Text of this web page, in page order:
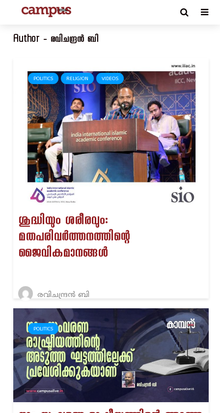
Author - രവിചന്ദ്രന്‍ ബി
POLITICS RELIGION VIDEOS
ശുദ്ധിയും ശരീരവും:
മതപരിവര്‍ത്തനത്തിന്റെ
ജൈവികമാനങ്ങള്‍
രവിചന്ദ്രന്‍ ബി
POLITICS